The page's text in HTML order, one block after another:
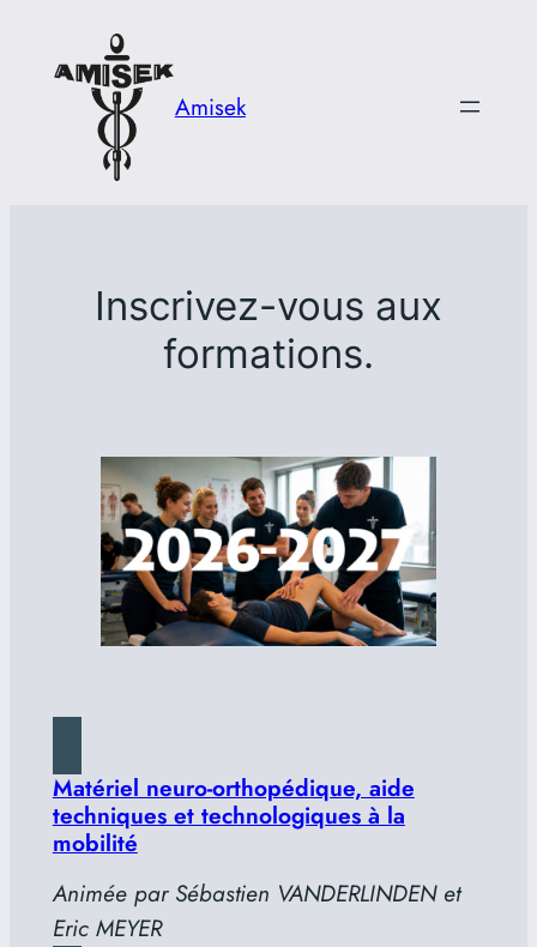
Amisek
Inscrivez-vous aux
formations.
Matériel neuro-orthopédique, aide
techniques et technologiques à la
mobilité
Animée par Sébastien VANDERLINDEN et
Eric MEYER